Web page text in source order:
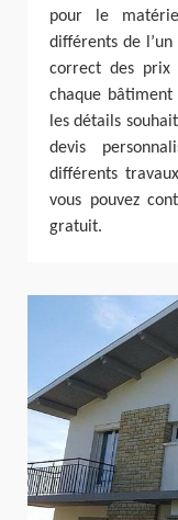
pour le
différents de
correct des prix
chaque bâtiment
les détails
devis
différents
vous pouvez
gratuit.